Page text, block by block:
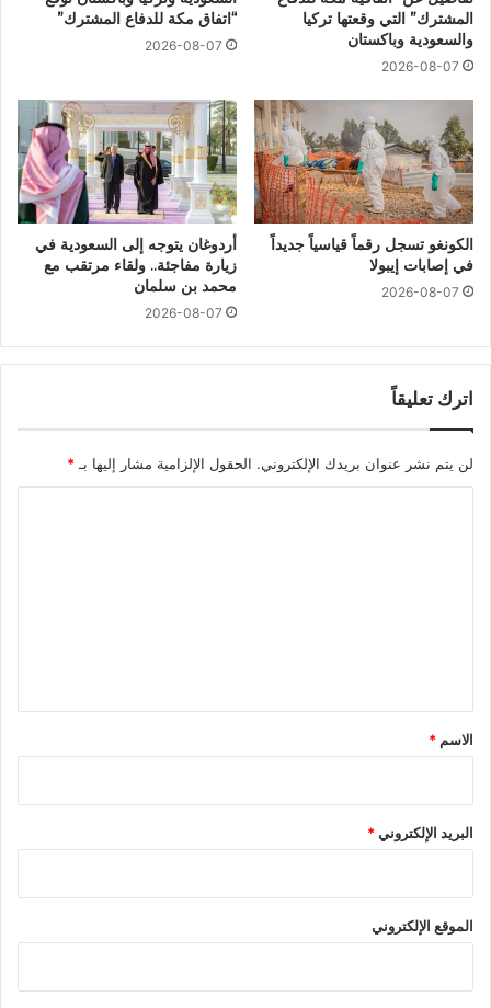
المشترك” التي وقعتها تركيا
والسعودية وباكستان
2026-08-07
“اتفاق مكة للدفاع المشترك”
2026-08-07
الكونغو تسجل رقماً قياسياً جديداً
في إصابات إيبولا
2026-08-07
أردوغان يتوجه إلى السعودية في
زيارة مفاجئة.. ولقاء مرتقب مع
محمد بن سلمان
2026-08-07
اترك تعليقاً
لن يتم نشر عنوان بريدك الإلكتروني. الحقول الإلزامية مشار إليها بـ *
*
الاسم *
البريد الإلكتروني*
الموقع الإلكتروني